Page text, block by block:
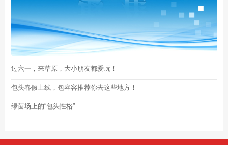
过六一，来草原，大小朋友都爱玩！
包头春假上线，包容容推荐你去这些地方！
绿茵场上的“包头性格”